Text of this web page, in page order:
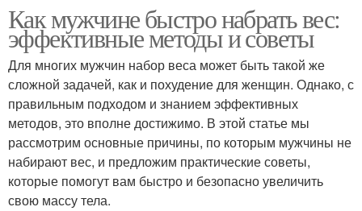
Как мужчине быстро набрать вес:
эффективные методы и советы
Для многих мужчин набор веса может быть такой же
сложной задачей, как и похудение для женщин. Однако, с
правильным подходом и знанием эффективных
методов, это вполне достижимо. В этой статье мы
рассмотрим основные причины, по которым мужчины не
набирают вес, и предложим практические советы,
которые помогут вам быстро и безопасно увеличить
свою массу тела.